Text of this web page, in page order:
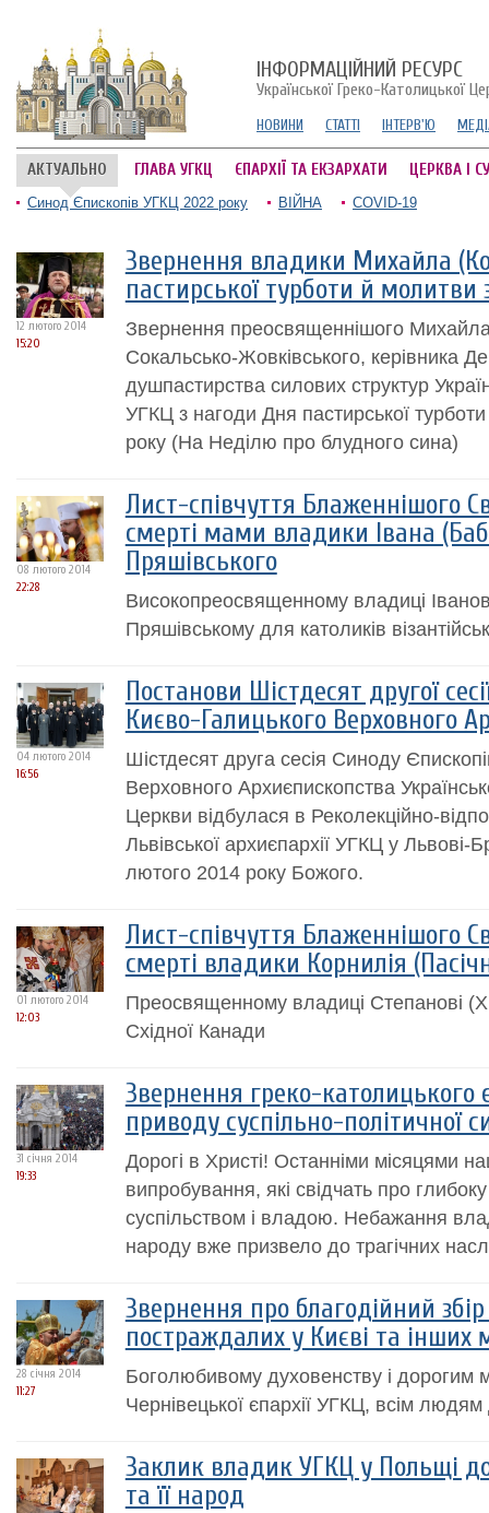
ІНФОРМАЦІЙНИЙ РЕСУРС
Української Греко-Католицької
НОВИНИ СТАТТІ ІНТЕРВ'Ю
АКТУАЛЬНО ГЛАВА УГКЦ ЄПАРХІЇ ТА ЕКЗАРХАТИ ЦЕРКВА І
Синод Єпископів УГКЦ 2022 року ВІЙНА COVID-19
12 лютого 2014
15:20
Звернення владики Михайла
пастирської турботи й молитви
Звернення преосвященнішого
Сокальсько-Жовківського, керівника
душпастирства силових структур
УГКЦ з нагоди Дня пастирської
року (На Неділю про блудного сина)
08 лютого 2014
22:28
Лист-співчуття Блаженнішого
смерті мами владики Івана
Пряшівського
Високопреосвященному владиці
Пряшівському для католиків
04 лютого 2014
16:56
Постанови Шістдесят другої
Києво-Галицького Верховного
Шістдесят друга сесія Синоду
Верховного Архиєпископства
Церкви відбулася в Реколекційно-
Львівської архиєпархії УГКЦ у Львові-
лютого 2014 року Божого.
01 лютого 2014
12:03
Лист-співчуття Блаженнішого
смерті владики Корнилія
Преосвященному владиці Степанові
Східної Канади
31 січня 2014
19:33
Звернення греко-католицького
приводу суспільно-політичної
Дорогі в Христі! Останніми місяцями
випробування, які свідчать про
суспільством і владою. Небажання
народу вже призвело до трагічних
28 січня 2014
11:27
Звернення про благодійний
постраждалих у Києві та інших
Боголюбивому духовенству і дорогим
Чернівецької єпархії УГКЦ, всім людям
Заклик владик УГКЦ у Польщі
та її народ